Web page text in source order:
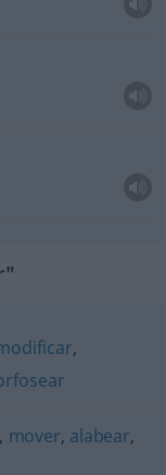
,
, mover, alabear,